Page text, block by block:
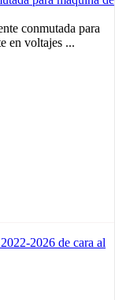
conmutada para
en voltajes ...
2026 de cara al